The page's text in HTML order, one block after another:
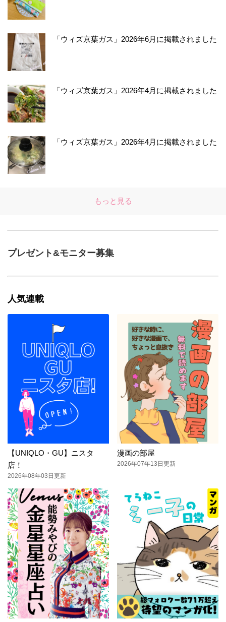
「ウィズ京葉ガス」2026年6月に掲載されました
「ウィズ京葉ガス」2026年4月に掲載されました
「ウィズ京葉ガス」2026年4月に掲載されました
もっと見る
プレゼント&モニター募集
人気連載
【UNIQLO・GU】ニスタ
店！
2026年08年03日更新
漫画の部屋
2026年07年13日更新